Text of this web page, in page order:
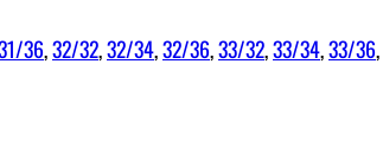
36,32/32,32/34,32/36,33/32,33/34,33/36,